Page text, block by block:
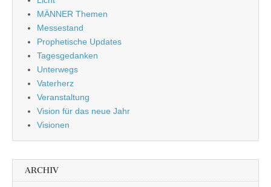
MÄNNER Themen
Messestand
Prophetische Updates
Tagesgedanken
Unterwegs
Vaterherz
Veranstaltung
Vision für das neue Jahr
Visionen
ARCHIV